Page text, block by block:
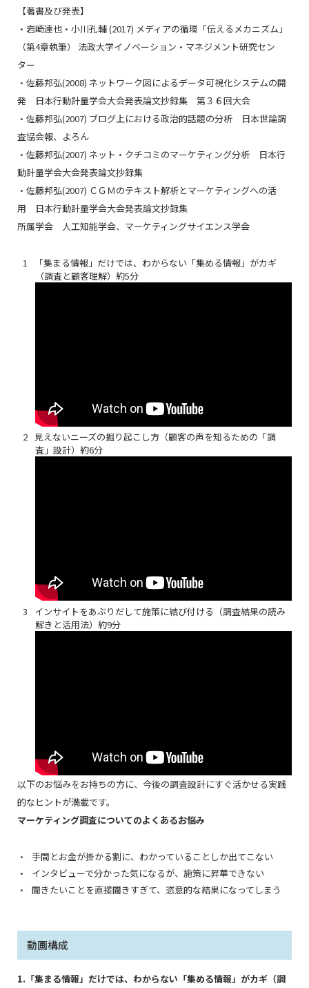
【著書及び発表】
・岩崎達也・小川孔輔 (2017) メディアの循環「伝えるメカニズム」
（第4章執筆） 法政大学イノベーション・マネジメント研究セン
ター
・佐藤邦弘(2008) ネットワーク図によるデータ可視化システムの開
発 日本行動計量学会大会発表論文抄録集 第３６回大会
・佐藤邦弘(2007) ブログ上における政治的話題の分析 日本世論調
査協会報、よろん
・佐藤邦弘(2007) ネット・クチコミのマーケティング分析 日本行
動計量学会大会発表論文抄録集
・佐藤邦弘(2007) ＣＧＭのテキスト解析とマーケティングへの活
用 日本行動計量学会大会発表論文抄録集
所属学会 人工知能学会、マーケティングサイエンス学会
「集まる情報」だけでは、わからない「集める情報」がカギ
（調査と顧客理解）約5分
見えないニーズの掘り起こし方（顧客の声を知るための「調
査」設計）約6分
インサイトをあぶりだして施策に結び付ける（調査結果の読み
解きと活用法）約9分
以下のお悩みをお持ちの方に、今後の調査設計にすぐ活かせる実践
的なヒントが満載です。
マーケティング調査についてのよくあるお悩み
手間とお金が掛かる割に、わかっていることしか出てこない
インタビューで分かった気になるが、施策に昇華できない
聞きたいことを直接聞きすぎて、恣意的な結果になってしまう
動画構成
1.「集まる情報」だけでは、わからない「集める情報」がカギ（調